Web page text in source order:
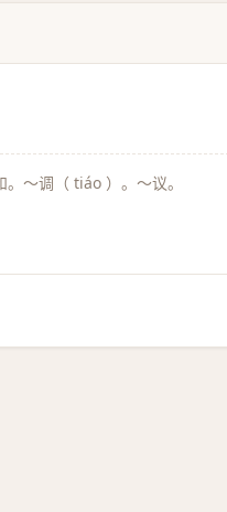
～调（ tiáo ）。～议。